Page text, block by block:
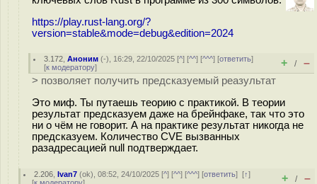
https://play.rust-lang.org/?
version=stable&mode=debug&edition=2024
3.172 ,Аноним (-), 16:29, 22/10/2025 [^] [^^] [^^^] [ответить]
[к модератору] + / –
> позволяет получить предсказуемый реазультат
Это миф. Ты путаешь теорию с практикой. В теории
результат предсказуем даже на брейнфаке, так что это
ни о чём не говорит. А на практике результат никогда не
предсказуем. Количество CVE вызванных
разадресацией null подтверждает.
2.206 ,Ivan7 (ok), 08:52, 24/10/2025 [^] [^^] [^^^] [ответить][↑]
+ / –